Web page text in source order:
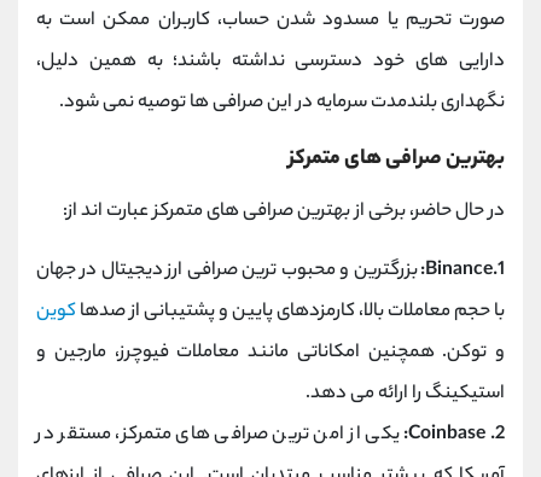
صورت تحریم یا مسدود شدن حساب، کاربران ممکن است به
دارایی‌ های خود دسترسی نداشته باشند؛ به همین دلیل،
نگهداری بلندمدت سرمایه در این صرافی ‌ها توصیه نمی ‌شود.
بهترین صرافی ‌های متمرکز
در حال حاضر، برخی از بهترین صرافی ‌های متمرکز عبارت ‌اند از:
1.Binance:
بزرگترین و محبوب ‌ترین صرافی ارز دیجیتال در جهان
با حجم معاملات بالا، کارمزدهای پایین و پشتیبانی از صدهاکوین
و توکن. همچنین امکاناتی مانند معاملات فیوچرز، مارجین و
استیکینگ را ارائه می ‌دهد.
2. Coinbase:
یکی از امن ‌ترین صرافی ‌های متمرکز، مستقر در